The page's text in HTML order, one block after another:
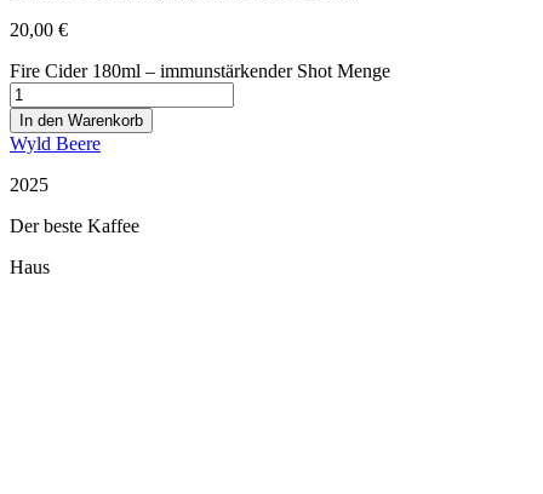
20,00 €
Fire Cider 180ml – immunstärkender Shot Menge
In den Warenkorb
Wyld Beere
2025
Der beste Kaffee
Haus